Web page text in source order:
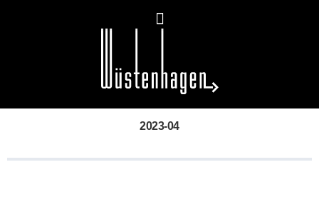
2023-04